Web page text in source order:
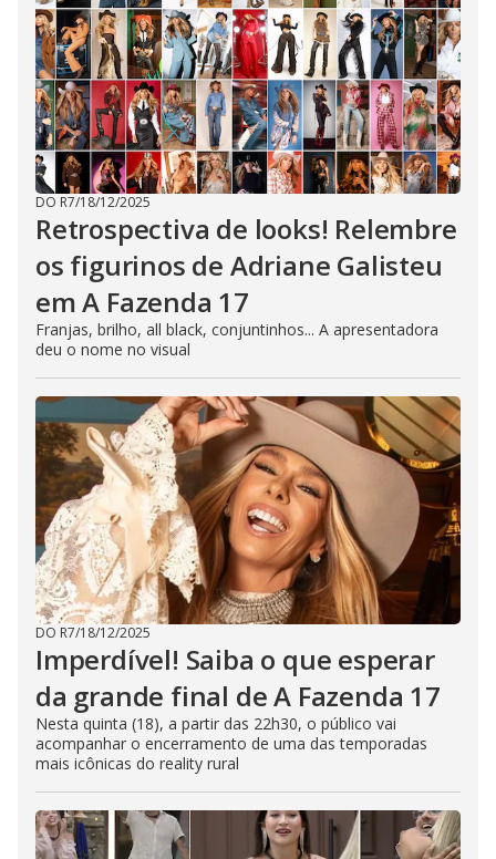
DO R7/18/12/2025
Retrospectiva de looks! Relembre
os figurinos de Adriane Galisteu
em A Fazenda 17
Franjas, brilho, all black, conjuntinhos... A apresentadora
deu o nome no visual
DO R7/18/12/2025
Imperdível! Saiba o que esperar
da grande final de A Fazenda 17
Nesta quinta (18), a partir das 22h30, o público vai
acompanhar o encerramento de uma das temporadas
mais icônicas do reality rural